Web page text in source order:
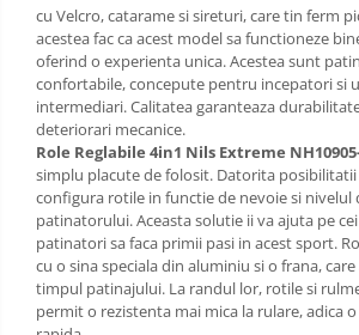
cu Velcro, catarame si sireturi, care tin ferm
acestea fac ca acest model sa functioneze
oferind o experienta unica. Acestea sunt
confortabile, concepute pentru incepatori si
intermediari. Calitatea garanteaza
deteriorari mecanice.
Role Reglabile 4in1 Nils Extreme
simplu placute de folosit. Datorita
configura rotile in functie de nevoie si nivelul
patinatorului. Aceasta solutie ii va ajuta pe
patinatori sa faca primii pasi in acest sport.
cu o sina speciala din aluminiu si o frana,
timpul patinajului. La randul lor, rotile si
permit o rezistenta mai mica la rulare, adica